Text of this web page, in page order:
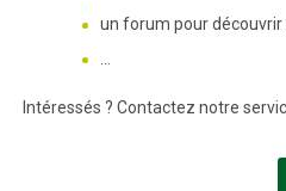
un forum pour découvrir
Intéressés ? Contactez notre